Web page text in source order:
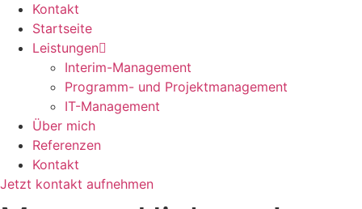
Kontakt
Startseite
Leistungen
Interim-Management
Programm- und Projektmanagement
IT-Management
Über mich
Referenzen
Kontakt
Jetzt kontakt aufnehmen